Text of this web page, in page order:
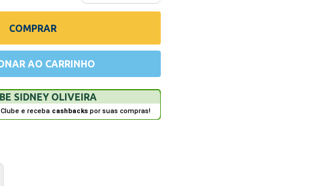
COMPRAR
AO CARRINHO
SIDNEY OLIVEIRA
e receba cashbacks por suas compras!